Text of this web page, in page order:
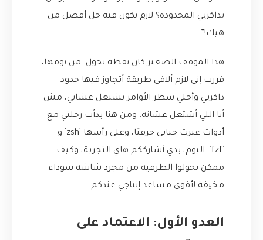
بذاكرتي المحدودة؟ لازم يكون فيه حل أفضل من
هيك!”.
هذا الموقف الصغير كان نقطة تحول. من يومها،
قررت إني لازم ألاقي طريقة أتجاوز فيها حدود
ذاكرتي وأخلي سطر الأوامر يشتغل عشاني، مش
أنا اللي أشتغل عشانه. ومن هنا بدأت رحلتي مع
أدوات غيرت حياتي حرفيًا، وعلى رأسها `zsh` و
`fzf`. اليوم، بدي أشارككم هاي التجربة، وكيف
ممكن تحولوا الطرفية من مجرد شاشة سوداء
مخيفة لأقوى مساعد إنتاجي عندكم.
العدو الأول: الاعتماد على